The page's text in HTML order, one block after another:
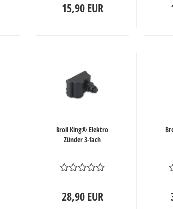
15,90 EUR
Broil King® Elektro
Zünder 3-fach
28,90 EUR